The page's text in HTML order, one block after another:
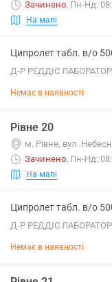
Зачинено. Пн-Нд:
На мапі
Ципролет табл. в/о
Д-Р РЕДДІС
Немає в наявності
Рівне 20
м. Рівне, вул.
Зачинено. Пн-Нд:
На мапі
Ципролет табл. в/о
Д-Р РЕДДІС
Немає в наявності